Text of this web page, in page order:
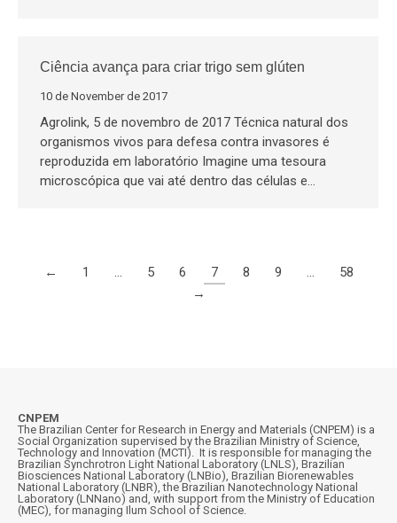
Ciência avança para criar trigo sem glúten
10 de November de 2017
Agrolink, 5 de novembro de 2017 Técnica natural dos
organismos vivos para defesa contra invasores é
reproduzida em laboratório Imagine uma tesoura
microscópica que vai até dentro das células e…
← 1 … 5 6 7 8 9 …
58
→
CNPEM
The Brazilian Center for Research in Energy and Materials (CNPEM) is a
Social Organization supervised by the Brazilian Ministry of Science,
Technology and Innovation (MCTI). It is responsible for managing the
Brazilian Synchrotron Light National Laboratory (LNLS), Brazilian
Biosciences National Laboratory (LNBio), Brazilian Biorenewables
National Laboratory (LNBR), the Brazilian Nanotechnology National
Laboratory (LNNano) and, with support from the Ministry of Education
(MEC), for managing Ilum School of Science.